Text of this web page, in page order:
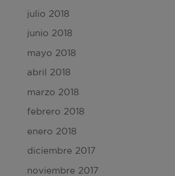
julio 2018
junio 2018
mayo 2018
abril 2018
marzo 2018
febrero 2018
enero 2018
diciembre 2017
noviembre 2017